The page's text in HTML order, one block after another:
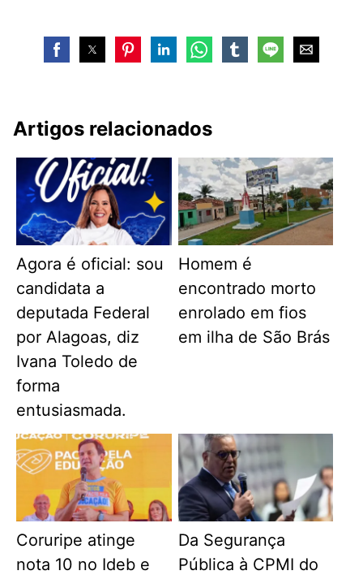
Artigos relacionados
Agora é oficial: sou
candidata a
deputada Federal
por Alagoas, diz
Ivana Toledo de
forma
entusiasmada.
Homem é
encontrado morto
enrolado em fios
em ilha de São Brás
Coruripe atinge
nota 10 no Ideb e
Da Segurança
Pública à CPMI do